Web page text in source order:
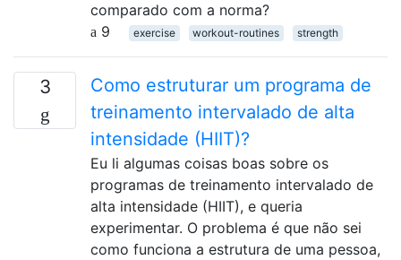
comparado com a norma?
9
exercise workout-routines strength
3
Como estruturar um programa de
treinamento intervalado de alta
intensidade (HIIT)?
Eu li algumas coisas boas sobre os
programas de treinamento intervalado de
alta intensidade (HIIT), e queria
experimentar. O problema é que não sei
como funciona a estrutura de uma pessoa,